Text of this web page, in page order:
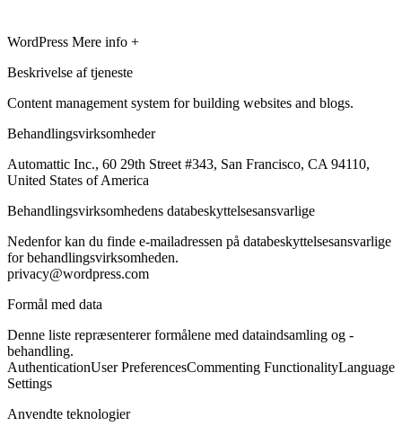
WordPress Mere info +
Beskrivelse af tjeneste
Content management system for building websites and blogs.
Behandlingsvirksomheder
Automattic Inc., 60 29th Street #343, San Francisco, CA 94110,
United States of America
Behandlingsvirksomhedens databeskyttelsesansvarlige
Nedenfor kan du finde e-mailadressen på databeskyttelsesansvarlige
for behandlingsvirksomheden.
privacy@wordpress.com
Formål med data
Denne liste repræsenterer formålene med dataindsamling og -
behandling.
AuthenticationUser PreferencesCommenting FunctionalityLanguage
Settings
Anvendte teknologier